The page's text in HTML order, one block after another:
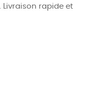
rapide et